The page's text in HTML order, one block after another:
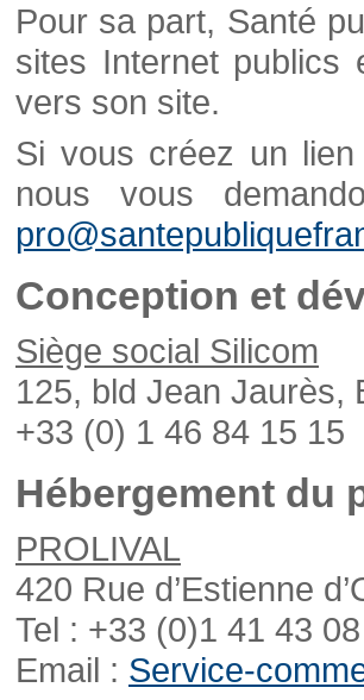
Pour sa part, Santé
sites Internet
vers son site.
Si vous créez un
nous vous
Conception et
Siège social Silicom
125, bld Jean Jaurès,
+33 (0) 1 46 84 15 15
Hébergement du
PROLIVAL
420 Rue d’Estienne
Tel : +33 (0)1 41 43
Email : Service-